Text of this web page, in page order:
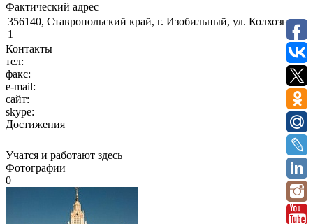
Фактический адрес
356140, Ставропольский край, г. Изобильный, ул. Колхозная,
1
Контакты
тел:
факс:
e-mail:
сайт:
skype:
Достижения
Учатся и работают здесь
Фотографии
0